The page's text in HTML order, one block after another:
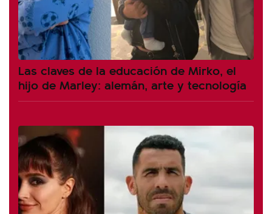
Las claves de la educación de Mirko, el
hijo de Marley: alemán, arte y tecnología